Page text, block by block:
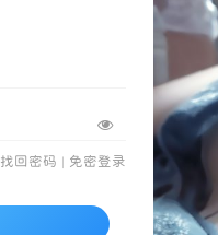
找回密码 | 免密登录